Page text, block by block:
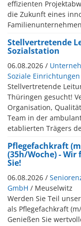
effizienten
die Zukunft eines
Stellvertretende
Sozialstation
06.08.2026 /
Soziale Einrichtungen
Stellvertretende
Thüringen gesucht!
Organisation,
Team in der
etablierten Trägers
Pflegefachkraft
(35h/Woche) -
Sie!
06.08.2026 /
GmbH / Meuselwitz
Werden Sie Teil
als Pflegefachkraft
Genießen Sie